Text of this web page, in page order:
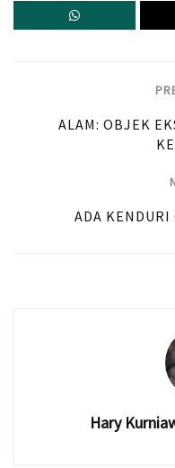
ALAM: OBJEK
ADA KENDURI
Hary